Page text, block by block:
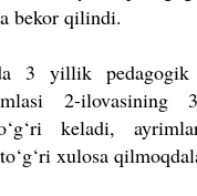
bekor qilindi.
3 yillik
2-ilovasining
keladi,
xulosa